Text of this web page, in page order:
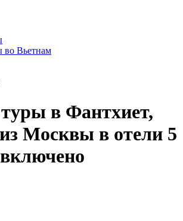
во Вьетнам
в Фантхиет,
Москвы в отели 5
включено